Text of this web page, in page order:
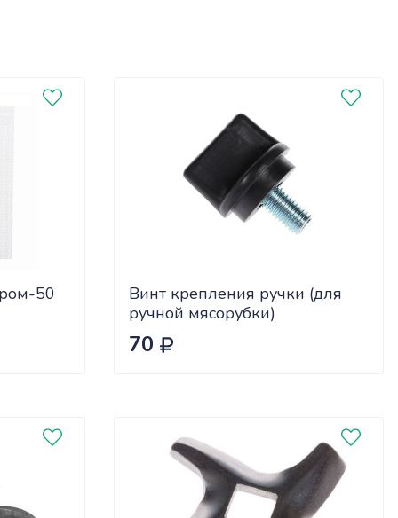
50
Винт крепления ручки (для
ручной мясорубки)
70